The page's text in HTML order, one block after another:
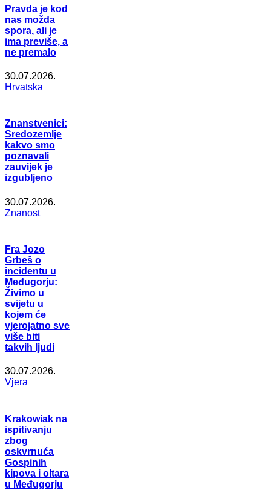
Pravda je kod
nas možda
spora, ali je
ima previše, a
ne premalo
30.07.2026.
Hrvatska
Znanstvenici:
Sredozemlje
kakvo smo
poznavali
zauvijek je
izgubljeno
30.07.2026.
Znanost
Fra Jozo
Grbeš o
incidentu u
Međugorju:
Živimo u
svijetu u
kojem će
vjerojatno sve
više biti
takvih ljudi
30.07.2026.
Vjera
Krakowiak na
ispitivanju
zbog
oskvrnuća
Gospinih
kipova i oltara
u Međugorju